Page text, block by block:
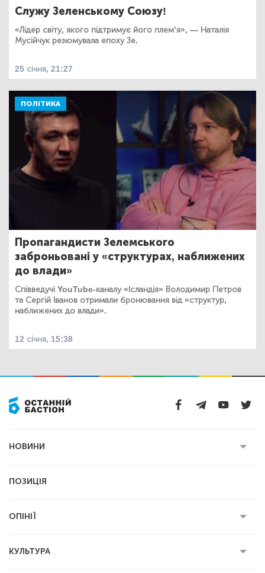
Служу Зеленському Союзу!
«Лідер світу, якого підтримує його плем’я», — Наталія
Мусійчук резюмувала епоху Зе.
25 січня, 21:27
ПОЛІТИКА
Пропагандисти Зелемського
заброньовані у «структурах, наближених
до влади»
Співведучі YouTube-каналу «Ісландія» Володимир Петров
та Сергій Іванов отримали бронювання від «структур,
наближених до влади».
12 січня, 15:38
НОВИНИ
Економіка
ПОЗИЦІЯ
ОПІНІЇ
КУЛЬТУРА